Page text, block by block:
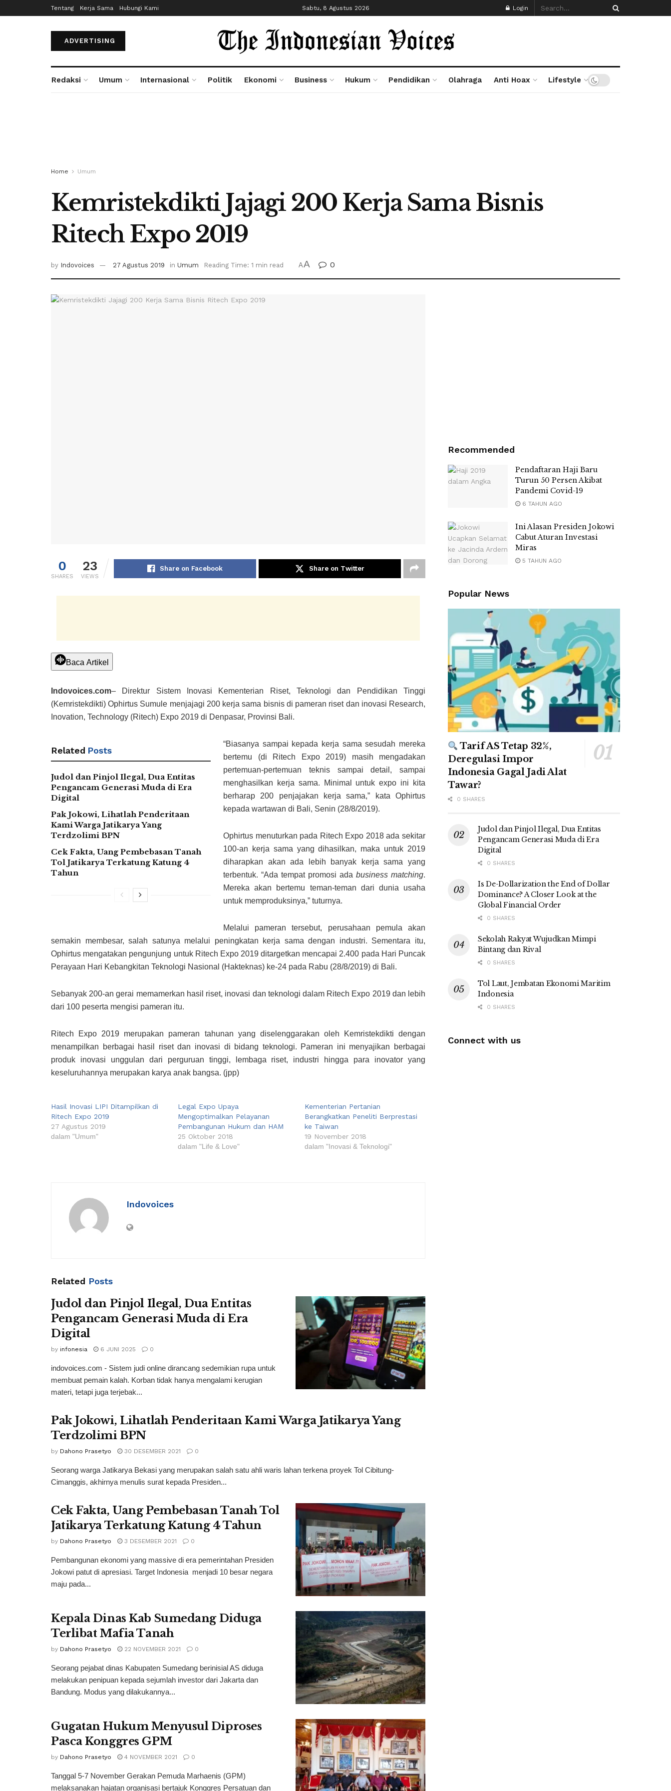
Tentang Kerja Sama Hubungi Kami Sabtu, 8 Agustus 2026 Login
ADVERTISING
Redaksi Umum Internasional Politik Ekonomi Business Hukum Pendidikan Olahraga Anti Hoax Lifestyle
Home Umum
Kemristekdikti Jajagi 200 Kerja Sama Bisnis
Ritech Expo 2019
by Indovoices 27 Agustus 2019 in Umum Reading Time: 1 min read AA 0
0
SHARES
23
VIEWS
Share on Facebook Share on Twitter
Baca Artikel
Indovoices.com– Direktur Sistem Inovasi Kementerian Riset, Teknologi dan Pendidikan Tinggi
(Kemristekdikti) Ophirtus Sumule menjajagi 200 kerja sama bisnis di pameran riset dan inovasi Research,
Inovation, Technology (Ritech) Expo 2019 di Denpasar, Provinsi Bali.
Related Posts
Judol dan Pinjol Ilegal, Dua Entitas
Pengancam Generasi Muda di Era
Digital
Pak Jokowi, Lihatlah Penderitaan
Kami Warga Jatikarya Yang
Terdzolimi BPN
Cek Fakta, Uang Pembebasan Tanah
Tol Jatikarya Terkatung Katung 4
Tahun
“Biasanya sampai kepada kerja sama sesudah mereka
bertemu (di Ritech Expo 2019) masih mengadakan
pertemuan-pertemuan teknis sampai detail, sampai
menghasilkan kerja sama. Minimal untuk expo ini kita
berharap 200 penjajakan kerja sama,” kata Ophirtus
kepada wartawan di Bali, Senin (28/8/2019).
Ophirtus menuturkan pada Ritech Expo 2018 ada sekitar
100-an kerja sama yang dihasilkan, maka untuk 2019
diharapkan akan ada lebih banyak kerja sama yang
terbentuk. “Ada tempat promosi ada business matching.
Mereka akan bertemu teman-teman dari dunia usaha
untuk memproduksinya,” tuturnya.
Melalui pameran tersebut, perusahaan pemula akan
semakin membesar, salah satunya melalui peningkatan kerja sama dengan industri. Sementara itu,
Ophirtus mengatakan pengunjung untuk Ritech Expo 2019 ditargetkan mencapai 2.400 pada Hari Puncak
Perayaan Hari Kebangkitan Teknologi Nasional (Hakteknas) ke-24 pada Rabu (28/8/2019) di Bali.
Sebanyak 200-an gerai memamerkan hasil riset, inovasi dan teknologi dalam Ritech Expo 2019 dan lebih
dari 100 peserta mengisi pameran itu.
Ritech Expo 2019 merupakan pameran tahunan yang diselenggarakan oleh Kemristekdikti dengan
menampilkan berbagai hasil riset dan inovasi di bidang teknologi. Pameran ini menyajikan berbagai
produk inovasi unggulan dari perguruan tinggi, lembaga riset, industri hingga para inovator yang
keseluruhannya merupakan karya anak bangsa. (jpp)
Hasil Inovasi LIPI Ditampilkan di
Ritech Expo 2019
27 Agustus 2019
dalam "Umum"
Legal Expo Upaya
Mengoptimalkan Pelayanan
Pembangunan Hukum dan HAM
25 Oktober 2018
dalam "Life & Love"
Kementerian Pertanian
Berangkatkan Peneliti Berprestasi
ke Taiwan
19 November 2018
dalam "Inovasi & Teknologi"
Indovoices
Related Posts
Judol dan Pinjol Ilegal, Dua Entitas
Pengancam Generasi Muda di Era
Digital
by infonesia 6 JUNI 2025 0
indovoices.com - Sistem judi online dirancang sedemikian rupa untuk
membuat pemain kalah. Korban tidak hanya mengalami kerugian
materi, tetapi juga terjebak...
Pak Jokowi, Lihatlah Penderitaan Kami Warga Jatikarya Yang
Terdzolimi BPN
by Dahono Prasetyo 30 DESEMBER 2021 0
Seorang warga Jatikarya Bekasi yang merupakan salah satu ahli waris lahan terkena proyek Tol Cibitung-
Cimanggis, akhirnya menulis surat kepada Presiden...
Cek Fakta, Uang Pembebasan Tanah Tol
Jatikarya Terkatung Katung 4 Tahun
by Dahono Prasetyo 3 DESEMBER 2021 0
Pembangunan ekonomi yang massive di era pemerintahan Presiden
Jokowi patut di apresiasi. Target Indonesia menjadi 10 besar negara
maju pada...
Kepala Dinas Kab Sumedang Diduga
Terlibat Mafia Tanah
by Dahono Prasetyo 22 NOVEMBER 2021 0
Seorang pejabat dinas Kabupaten Sumedang berinisial AS diduga
melakukan penipuan kepada sejumlah investor dari Jakarta dan
Bandung. Modus yang dilakukannya...
Gugatan Hukum Menyusul Diproses
Pasca Konggres GPM
by Dahono Prasetyo 4 NOVEMBER 2021 0
Tanggal 5-7 November Gerakan Pemuda Marhaenis (GPM)
melaksanakan hajatan organisasi bertajuk Konggres Persatuan dan
Recommended
Pendaftaran Haji Baru
Turun 50 Persen Akibat
Pandemi Covid-19
6 TAHUN AGO
Ini Alasan Presiden Jokowi
Cabut Aturan Investasi
Miras
5 TAHUN AGO
Popular News
Tarif AS Tetap 32%,
Deregulasi Impor
Indonesia Gagal Jadi Alat
Tawar?
0 SHARES
Judol dan Pinjol Ilegal, Dua Entitas
Pengancam Generasi Muda di Era
Digital
0 SHARES
Is De-Dollarization the End of Dollar
Dominance? A Closer Look at the
Global Financial Order
0 SHARES
Sekolah Rakyat Wujudkan Mimpi
Bintang dan Rival
0 SHARES
Tol Laut, Jembatan Ekonomi Maritim
Indonesia
0 SHARES
Connect with us